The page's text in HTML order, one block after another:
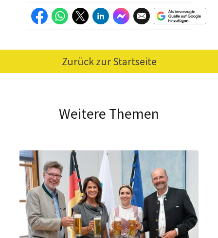
Zurück zur Startseite
Weitere Themen